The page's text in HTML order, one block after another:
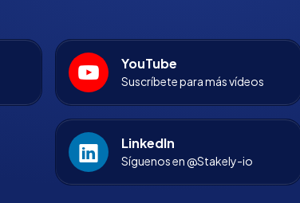
YouTube
Suscríbete para más vídeos
LinkedIn
Síguenos en @Stakely-io